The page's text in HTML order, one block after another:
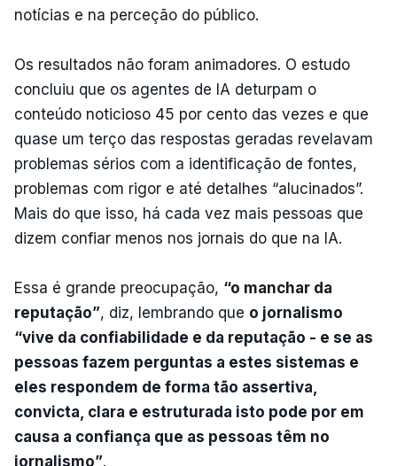
notícias e na perceção do público.
Os resultados não foram animadores. O estudo
concluiu que os agentes de IA deturpam o
conteúdo noticioso 45 por cento das vezes e que
quase um terço das respostas geradas revelavam
problemas sérios com a identificação de fontes,
problemas com rigor e até detalhes “alucinados”.
Mais do que isso, há cada vez mais pessoas que
dizem confiar menos nos jornais do que na IA.
Essa é grande preocupação, “o manchar da
reputação”, diz, lembrando que o jornalismo
“vive da confiabilidade e da reputação - e se as
pessoas fazem perguntas a estes sistemas e
eles respondem de forma tão assertiva,
convicta, clara e estruturada isto pode por em
causa a confiança que as pessoas têm no
jornalismo”.